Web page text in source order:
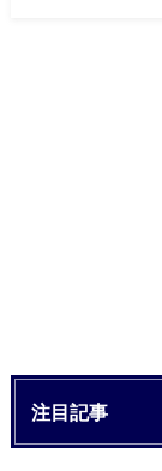
注目記事